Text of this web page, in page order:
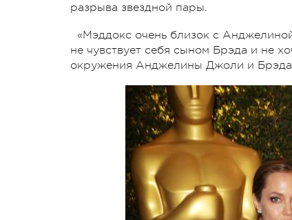
разрыва звездной пары.
«Мэддокс очень близок с
не чувствует себя сыном Брэда и не
окружения Анджелины Джоли и Брэда